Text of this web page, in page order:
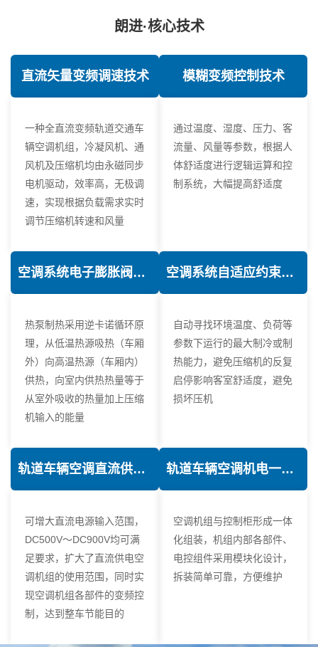
朗进·核心技术
直流矢量变频调速技术
一种全直流变频轨道交通车
辆空调机组，冷凝风机、通
风机及压缩机均由永磁同步
电机驱动，效率高，无极调
速，实现根据负载需求实时
调节压缩机转速和风量
模糊变频控制技术
通过温度、湿度、压力、客
流量、风量等参数，根据人
体舒适度进行逻辑运算和控
制系统，大幅提高舒适度
空调系统电子膨胀阀热力学优化技术
热泵制热采用逆卡诺循环原
理，从低温热源吸热（车厢
外）向高温热源（车厢内）
供热，向室内供热热量等于
从室外吸收的热量加上压缩
机输入的能量
空调系统自适应约束控制技术
自动寻找环境温度、负荷等
参数下运行的最大制冷或制
热能力，避免压缩机的反复
启停影响客室舒适度，避免
损坏压机
轨道车辆空调直流供电技术
可增大直流电源输入范围，
DC500V～DC900V均可满
足要求，扩大了直流供电空
调机组的使用范围，同时实
现空调机组各部件的变频控
制，达到整车节能目的
轨道车辆空调机电一体化技术
空调机组与控制柜形成一体
化组装，机组内部各部件、
电控组件采用模块化设计，
拆装简单可靠，方便维护